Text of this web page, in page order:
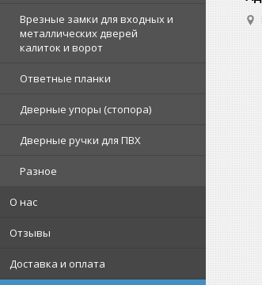
Врезные замки для входных и
металлических дверей
калиток и ворот
Ответные планки
Дверные упоры (стопора)
Дверные ручки для ПВХ
Разное
О нас
Отзывы
Доставка и оплата